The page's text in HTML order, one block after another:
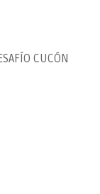
CUCÓN